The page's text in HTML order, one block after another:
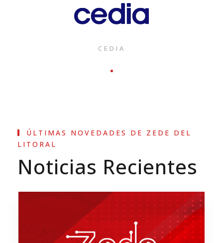
CEDIA
ÚLTIMAS NOVEDADES DE ZEDE DEL
LITORAL
Noticias Recientes